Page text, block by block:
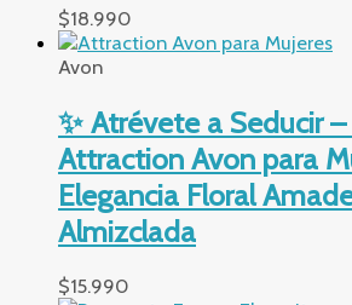
$18.990
Avon
✨ Atrévete a Seducir
Attraction Avon para
Elegancia Floral
Almizclada
$15.990